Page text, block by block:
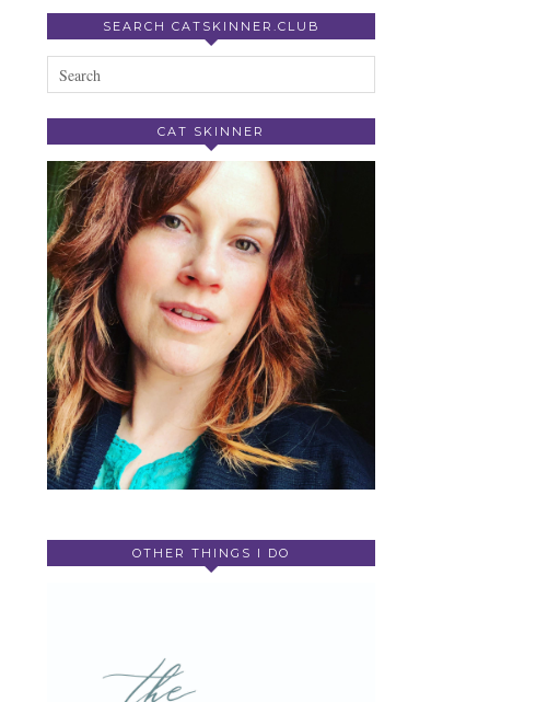
SEARCH CATSKINNER.CLUB
CAT SKINNER
OTHER THINGS I DO